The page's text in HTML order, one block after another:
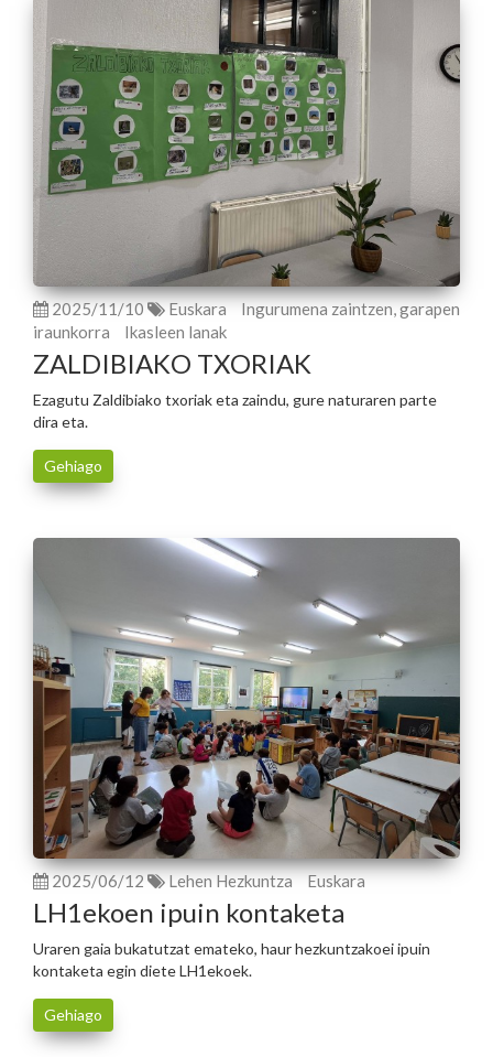
2025/11/10 Euskara
Ingurumena zaintzen, garapen
iraunkorra
Ikasleen lanak
ZALDIBIAKO TXORIAK
Ezagutu Zaldibiako txoriak eta zaindu, gure naturaren parte
dira eta.
Gehiago
2025/06/12 Lehen Hezkuntza Euskara
LH1ekoen ipuin kontaketa
Uraren gaia bukatutzat emateko, haur hezkuntzakoei ipuin
kontaketa egin diete LH1ekoek.
Gehiago